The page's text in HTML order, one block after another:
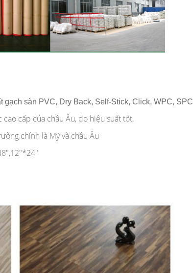
gạch sàn PVC, Dry Back, Self-Stick, Click, WPC, SPC
cấp của châu Âu, do hiệu suất tốt.
chính là Mỹ và châu Âu